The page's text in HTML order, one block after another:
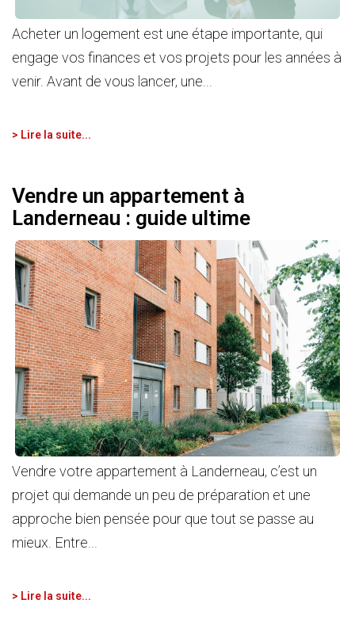
Acheter un logement est une étape importante, qui
engage vos finances et vos projets pour les années à
venir. Avant de vous lancer, une...
> Lire la suite...
Vendre un appartement à
Landerneau : guide ultime
Vendre votre appartement à Landerneau, c’est un
projet qui demande un peu de préparation et une
approche bien pensée pour que tout se passe au
mieux. Entre...
> Lire la suite...